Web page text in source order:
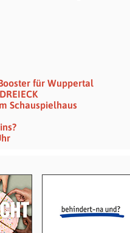
für Wuppertal
Schauspielhaus